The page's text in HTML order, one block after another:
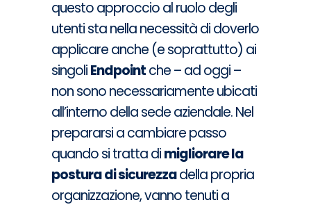
questo approccio al ruolo degli
utenti sta nella necessità di doverlo
applicare anche (e soprattutto) ai
singoliEndpointche – ad oggi –
non sono necessariamente ubicati
all’interno della sede aziendale. Nel
prepararsi a cambiare passo
quando si tratta dimigliorare la
postura di sicurezzadella propria
organizzazione, vanno tenuti a